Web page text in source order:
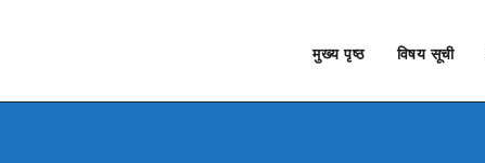
मुख्य पृष्ठ विषय सूची